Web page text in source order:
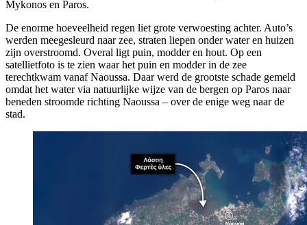
Mykonos en Paros.
De enorme hoeveelheid regen liet grote verwoesting achter. Auto’s
werden meegesleurd naar zee, straten liepen onder water en huizen
zijn overstroomd. Overal ligt puin, modder en hout. Op een
satellietfoto is te zien waar het puin en modder in de zee
terechtkwam vanaf Naoussa. Daar werd de grootste schade gemeld
omdat het water via natuurlijke wijze van de bergen op Paros naar
beneden stroomde richting Naoussa – over de enige weg naar de
stad.